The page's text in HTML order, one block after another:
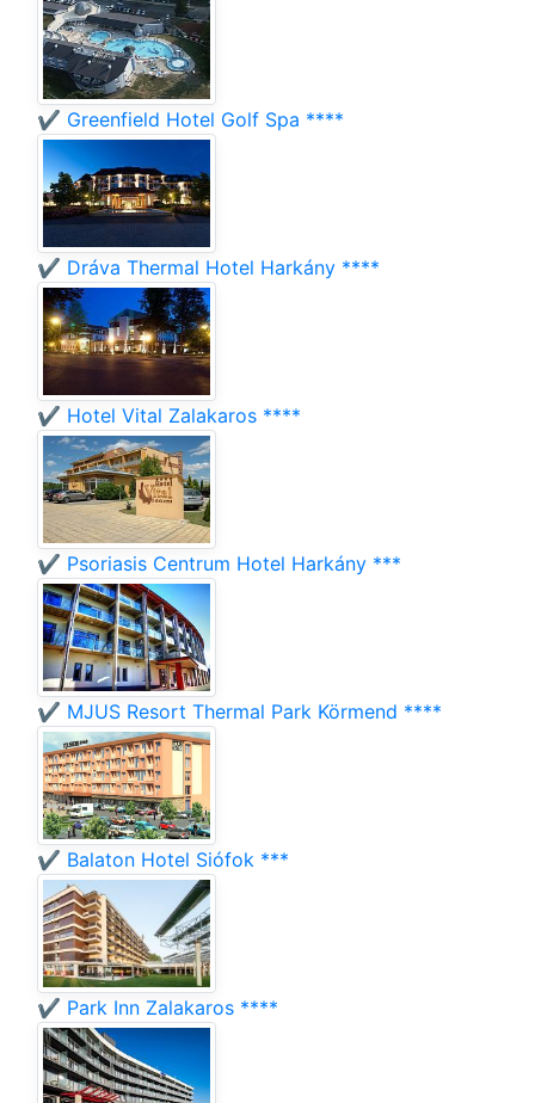
✔️ Greenfield Hotel Golf Spa ****
✔️ Dráva Thermal Hotel Harkány ****
✔️ Hotel Vital Zalakaros ****
✔️ Psoriasis Centrum Hotel Harkány ***
✔️ MJUS Resort Thermal Park Körmend ****
✔️ Balaton Hotel Siófok ***
✔️ Park Inn Zalakaros ****